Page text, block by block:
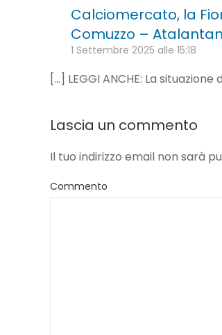
Calciomercato, la
Comuzzo –
1 Settembre 2025 alle 15:18
[…] LEGGI ANCHE: La
Lascia un commento
Il tuo indirizzo email non sarà
Commento